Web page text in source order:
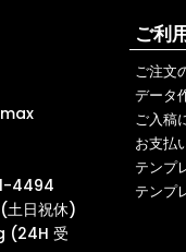
4494
土日祝休)
(24H 受
ご利
ご注文
データ
ご入稿
お支払
テンプ
テンプ